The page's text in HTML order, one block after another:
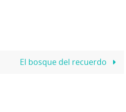
El bosque del recuerdo